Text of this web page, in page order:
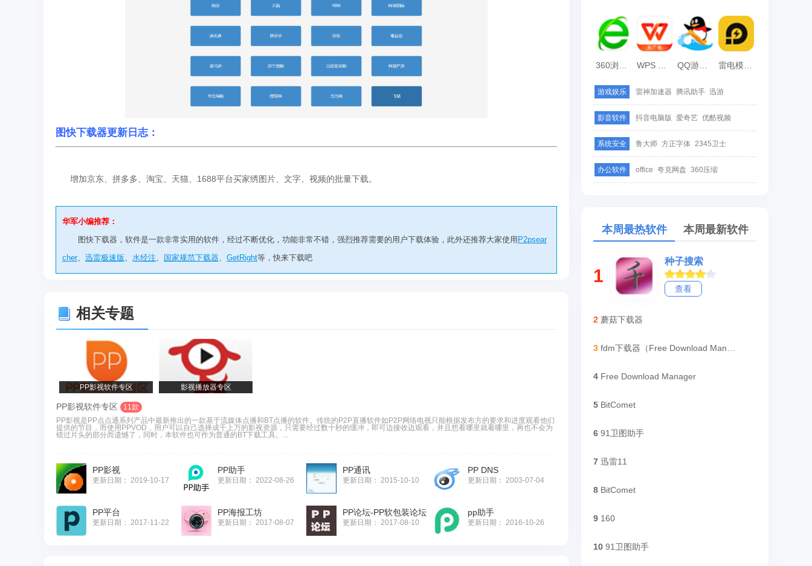
图快下载器更新日志：
增加京东、拼多多、淘宝、天猫、1688平台买家绣图片、文字、视频的批量下载。
华军小编推荐：
图快下载器，软件是一款非常实用的软件，经过不断优化，功能非常不错，强烈推荐需要的用户下载体验，此外还推荐大家使用 P2psear
cher、 迅雷极速版、 水经注、 国家规范下载器、 GetRight等，快来下载吧
相关专题
PP影视软件专区 影视播放器专区
PP影视软件专区
11款
PP影视是PP点点通系列产品中最新推出的一款基于流媒体点播和BT点播的软件。传统的P2P直播软件如P2P网络电视只能根据发布方的要求和进度观看他们
提供的节目，而使用PPVOD，用户可以自己选择成千上万的影视资源，只需要经过数十秒的缓冲，即可边接收边观看，并且想看哪里就看哪里，再也不会为
错过片头的部分而遗憾了，同时，本软件也可作为普通的BT下载工具。...
PP影视
更新日期： 2019-10-17
PP助手
更新日期： 2022-08-26
PP通讯
更新日期： 2015-10-10
PP DNS
更新日期： 2003-07-04
PP平台
更新日期： 2017-11-22
PP海报工坊
更新日期： 2017-08-07
PP论坛-PP软包装论坛
更新日期： 2017-08-10
pp助手
更新日期： 2016-10-26
雷电模拟器
游戏娱乐 雷神加速器 腾讯助手 迅游
影音软件 抖音电脑版 爱奇艺 优酷视频
系统安全 鲁大师 方正字体 2345卫士
办公软件 office 夸克网盘 360压缩
本周最热软件 本周最新软件
1
种子搜索
查看
2 蘑菇下载器
3
4 Free Download Manager
5 BitComet
6 91卫图助手
7 迅雷11
8 BitComet
9 160
10 91卫图助手